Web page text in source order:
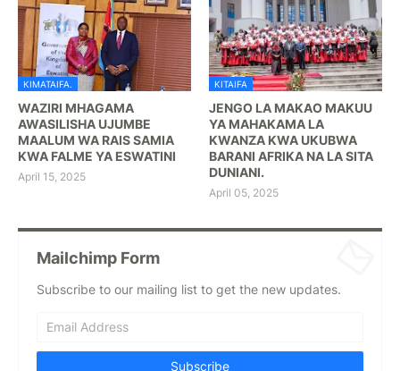
KIMATAIFA.
WAZIRI MHAGAMA
AWASILISHA UJUMBE
MAALUM WA RAIS SAMIA
KWA FALME YA ESWATINI
April 15, 2025
KITAIFA
JENGO LA MAKAO MAKUU
YA MAHAKAMA LA
KWANZA KWA UKUBWA
BARANI AFRIKA NA LA SITA
DUNIANI.
April 05, 2025
Mailchimp Form
Subscribe to our mailing list to get the new updates.